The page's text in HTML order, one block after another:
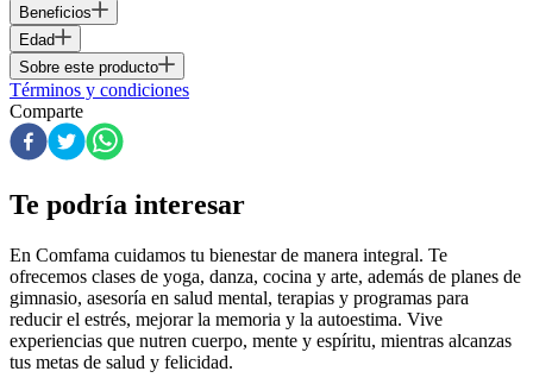
Beneficios
Edad
Sobre este producto
Términos y condiciones
Comparte
Te podría interesar
En Comfama cuidamos tu bienestar de manera integral. Te
ofrecemos clases de yoga, danza, cocina y arte, además de planes de
gimnasio, asesoría en salud mental, terapias y programas para
reducir el estrés, mejorar la memoria y la autoestima. Vive
experiencias que nutren cuerpo, mente y espíritu, mientras alcanzas
tus metas de salud y felicidad.